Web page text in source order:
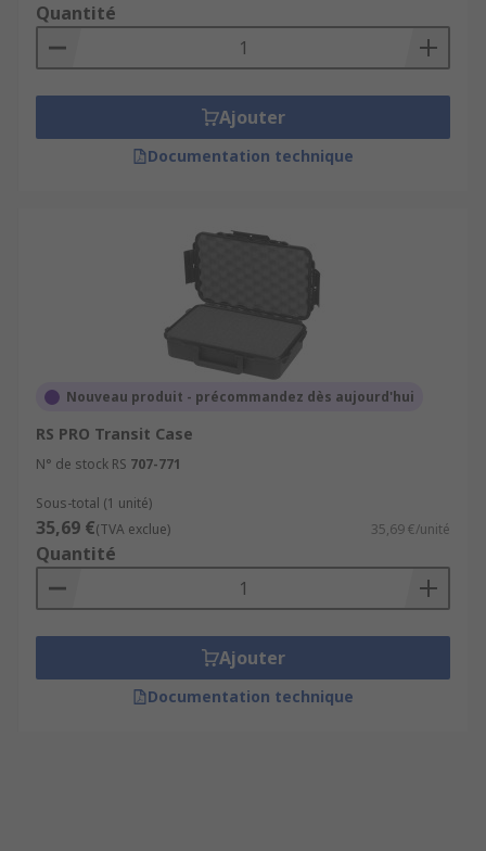
Quantité
Ajouter
Documentation technique
Nouveau produit - précommandez dès aujourd'hui
RS PRO Transit Case
N° de stock RS 707-771
Sous-total (1 unité)
35,69 €(TVA exclue) 35,69 €/unité
Quantité
Ajouter
Documentation technique